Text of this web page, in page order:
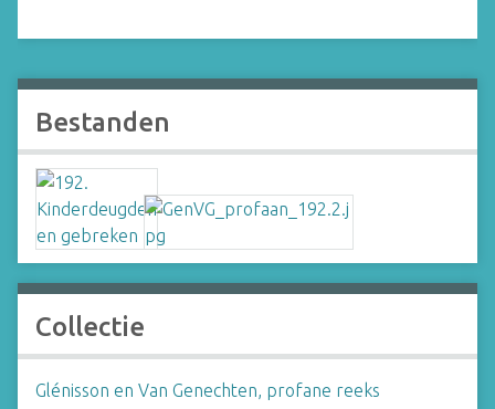
Bestanden
Collectie
Glénisson en Van Genechten, profane reeks